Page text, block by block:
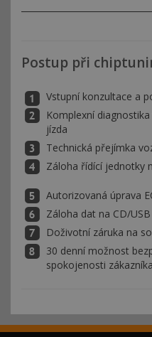
Postup při
Vstupní konzultace a
Komplexní
jízda
Technická přejímka
Záloha řídící jednotky
Autorizovaná úprava
Záloha dat na CD/USB
Doživotní záruka na
30 denní možnost
spokojenosti zákazníka